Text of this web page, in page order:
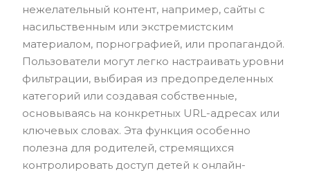
нежелательный контент, например, сайты с
насильственным или экстремистским
материалом, порнографией, или пропагандой.
Пользователи могут легко настраивать уровни
фильтрации, выбирая из предопределенных
категорий или создавая собственные,
основываясь на конкретных URL-адресах или
ключевых словах. Эта функция особенно
полезна для родителей, стремящихся
контролировать доступ детей к онлайн-